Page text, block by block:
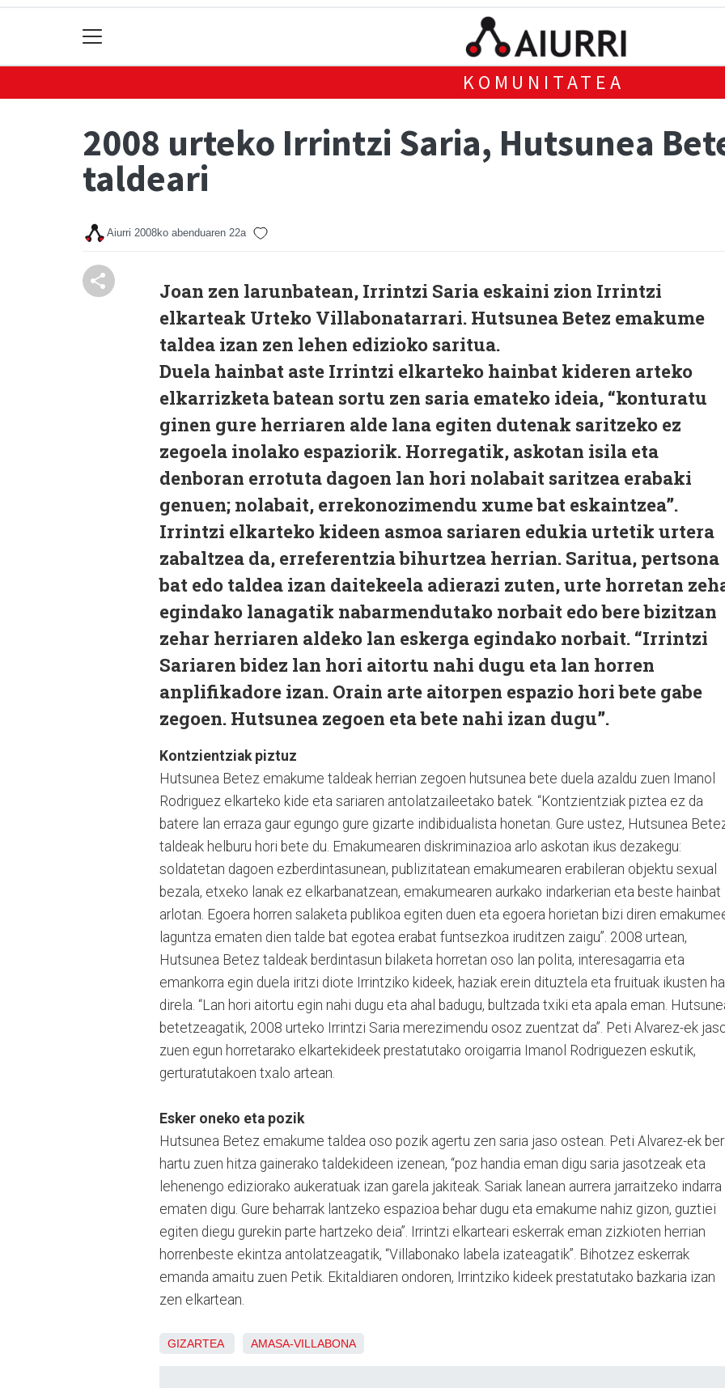
KOMUNITATEA
2008 urteko Irrintzi Saria, Hutsunea
taldeari
Aiurri 2008ko abenduaren 22a
Joan zen larunbatean, Irrintzi Saria eskaini zion Irrintzi
elkarteak Urteko Villabonatarrari. Hutsunea Betez emakume
taldea izan zen lehen edizioko saritua.
Duela hainbat aste Irrintzi elkarteko hainbat kideren arteko
elkarrizketa batean sortu zen saria emateko ideia, “konturatu
ginen gure herriaren alde lana egiten dutenak saritzeko ez
zegoela inolako espaziorik. Horregatik, askotan isila eta
denboran errotuta dagoen lan hori nolabait saritzea erabaki
genuen; nolabait, errekonozimendu xume bat eskaintzea”.
Irrintzi elkarteko kideen asmoa sariaren edukia urtetik urtera
zabaltzea da, erreferentzia bihurtzea herrian. Saritua, pertsona
bat edo taldea izan daitekeela adierazi zuten, urte horretan
egindako lanagatik nabarmendutako norbait edo bere bizitzan
zehar herriaren aldeko lan eskerga egindako norbait. “Irrintzi
Sariaren bidez lan hori aitortu nahi dugu eta lan horren
anplifikadore izan. Orain arte aitorpen espazio hori bete gabe
zegoen. Hutsunea zegoen eta bete nahi izan dugu”.
Kontzientziak piztuz
Hutsunea Betez emakume taldeak herrian zegoen hutsunea bete duela azaldu zuen Imanol
Rodriguez elkarteko kide eta sariaren antolatzaileetako batek. “Kontzientziak piztea ez da
batere lan erraza gaur egungo gure gizarte indibidualista honetan. Gure ustez, Hutsunea
taldeak helburu hori bete du. Emakumearen diskriminazioa arlo askotan ikus dezakegu:
soldatetan dagoen ezberdintasunean, publizitatean emakumearen erabileran objektu sexual
bezala, etxeko lanak ez elkarbanatzean, emakumearen aurkako indarkerian eta beste hainbat
arlotan. Egoera horren salaketa publikoa egiten duen eta egoera horietan bizi diren
laguntza ematen dien talde bat egotea erabat funtsezkoa iruditzen zaigu”. 2008 urtean,
Hutsunea Betez taldeak berdintasun bilaketa horretan oso lan polita, interesagarria eta
emankorra egin duela iritzi diote Irrintziko kideek, haziak erein dituztela eta fruituak ikusten
direla. “Lan hori aitortu egin nahi dugu eta ahal badugu, bultzada txiki eta apala eman.
betetzeagatik, 2008 urteko Irrintzi Saria merezimendu osoz zuentzat da”. Peti Alvarez-ek
zuen egun horretarako elkartekideek prestatutako oroigarria Imanol Rodriguezen eskutik,
gerturatutakoen txalo artean.
Esker oneko eta pozik
Hutsunea Betez emakume taldea oso pozik agertu zen saria jaso ostean. Peti Alvarez-ek
hartu zuen hitza gainerako taldekideen izenean, “poz handia eman digu saria jasotzeak eta
lehenengo ediziorako aukeratuak izan garela jakiteak. Sariak lanean aurrera jarraitzeko indarra
ematen digu. Gure beharrak lantzeko espazioa behar dugu eta emakume nahiz gizon, guztiei
egiten diegu gurekin parte hartzeko deia”. Irrintzi elkarteari eskerrak eman zizkioten herrian
horrenbeste ekintza antolatzeagatik, “Villabonako labela izateagatik”. Bihotzez eskerrak
emanda amaitu zuen Petik. Ekitaldiaren ondoren, Irrintziko kideek prestatutako bazkaria izan
zen elkartean.
GIZARTEA AMASA-VILLABONA